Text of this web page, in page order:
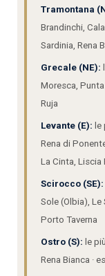
Tramontana
Brandinchi,
Sardinia, Rena
Grecale (NE):
Moresca,
Ruja
Levante (E):
Rena di
La Cinta, Liscia
Scirocco (SE):
Sole (Olbia),
Porto Taverna
Ostro (S): le
Rena Bianca ·